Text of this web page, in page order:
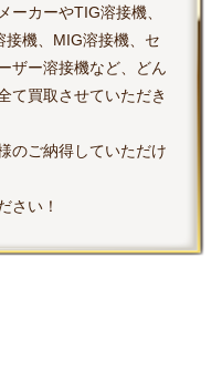
ーカーやTIG溶接機、
機、MIG溶接機、セ
ザー溶接機など、どん
て買取させていただき
のご納得していただけ
さい！